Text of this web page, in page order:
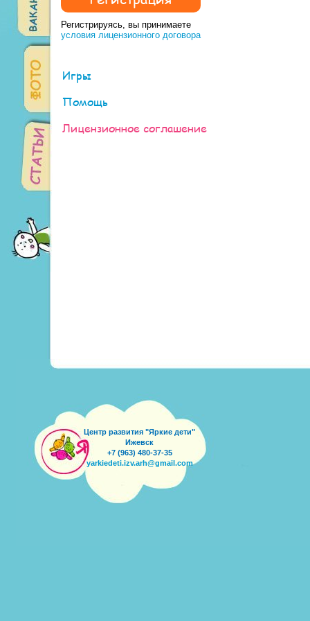
Регистрируясь, вы принимаете
условия лицензионного договора
Игры
Помощь
Лицензионное соглашение
Центр развития "Яркие дети"
Ижевск
+7 (963) 480-37-35
yarkiedeti.izv.arh@gmail.com